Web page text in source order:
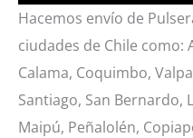
Hacemos envío de
ciudades de Chile como:
Calama, Coquimbo,
Santiago, San Bernardo,
Maipú, Peñalolén,